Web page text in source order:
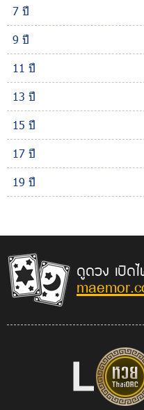
7 ปี
9 ปี
11 ปี
13 ปี
15 ปี
17 ปี
19 ปี
ดูดวง เปิด